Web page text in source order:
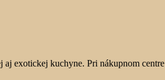
exotickej kuchyne. Pri nákupnom